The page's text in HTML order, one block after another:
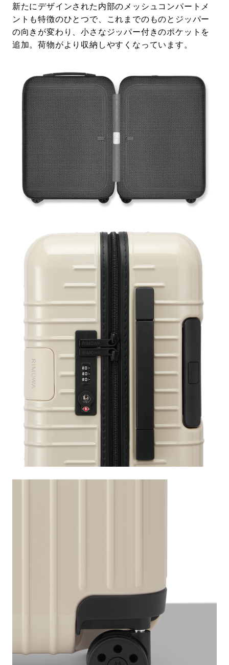
新たにデザインされた内部のメッシュコンパートメ
ントも特徴のひとつで、これまでのものとジッパー
の向きが変わり、小さなジッパー付きのポケットを
追加。荷物がより収納しやすくなっています。